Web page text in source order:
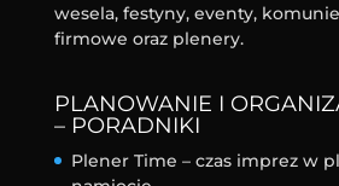
wesela, festyny, eventy,
firmowe oraz plenery.
PLANOWANIE I
– PORADNIKI
Plener Time – czas imprez w